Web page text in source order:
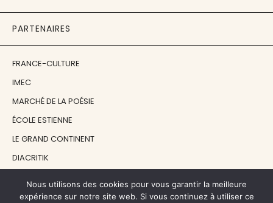
PARTENAIRES
FRANCE-CULTURE
IMEC
MARCHÉ DE LA POÉSIE
ÉCOLE ESTIENNE
LE GRAND CONTINENT
DIACRITIK
Nous utilisons des cookies pour vous garantir la meilleure
expérience sur notre site web. Si vous continuez à utiliser ce